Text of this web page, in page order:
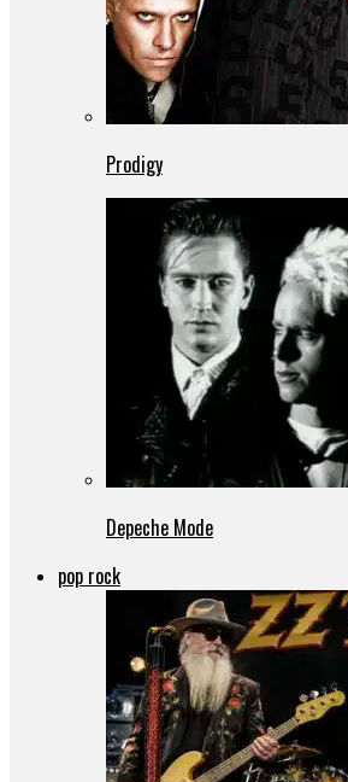
Prodigy
Depeche Mode
pop rock